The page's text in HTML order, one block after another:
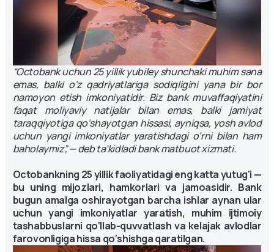
“Octobank uchun 25 yillik yubiley shunchaki muhim sana
emas, balki o‘z qadriyatlariga sodiqligini yana bir bor
namoyon etish imkoniyatidir. Biz bank muvaffaqiyatini
faqat moliyaviy natijalar bilan emas, balki jamiyat
taraqqiyotiga qo‘shayotgan hissasi, ayniqsa, yosh avlod
uchun yangi imkoniyatlar yaratishdagi o‘rni bilan ham
baholaymiz”, — deb ta’kidladi bank matbuot xizmati.
Octobankning 25 yillik faoliyatidagi eng katta yutug‘i —
bu uning mijozlari, hamkorlari va jamoasidir. Bank
bugun amalga oshirayotgan barcha ishlar aynan ular
uchun yangi imkoniyatlar yaratish, muhim ijtimoiy
tashabbuslarni qo‘llab-quvvatlash va kelajak avlodlar
farovonligiga hissa qo‘shishga qaratilgan.